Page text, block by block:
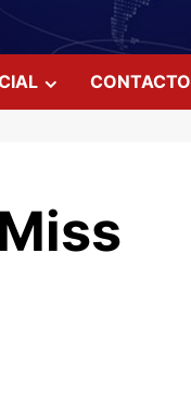
CONTACTO